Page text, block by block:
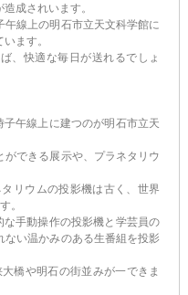
成されいます。
午線上の明石市立天文科学館に
ます。
、快適な毎日が送れるでしょ
午線上に建つのが明石市立天
できる展示や、プラネタリウ
リウムの投影機は古く、世界
。
手動操作の投影機と学芸員の
ない温かみのある生番組を投影
橋や明石の街並みが一できま